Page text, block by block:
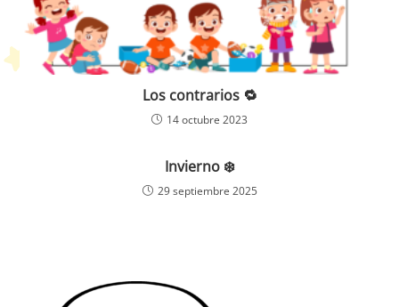
Los contrarios 🔁
14 octubre 2023
Invierno ❄️
29 septiembre 2025